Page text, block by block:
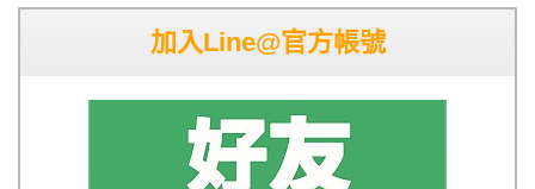
加入Line@官方帳號